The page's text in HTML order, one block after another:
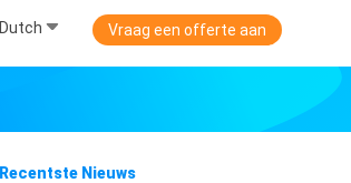
Dutch Vraag een offerte aan
Recentste Nieuws